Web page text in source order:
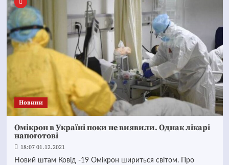
Новини
Омікрон в Україні поки не виявили. Однак лікарі
напоготові
18:07 01.12.2021
Новий штам Ковід -19 Омікрон шириться світом. Про